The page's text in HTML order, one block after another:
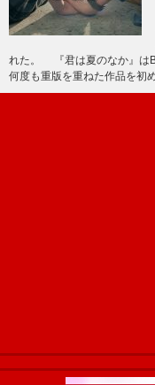
れた。 『君は夏のなか』は
何度も重版を重ねた作品を初